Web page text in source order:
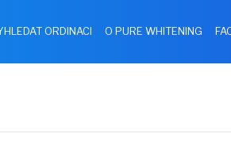
ORDINACI O PURE WHITENING